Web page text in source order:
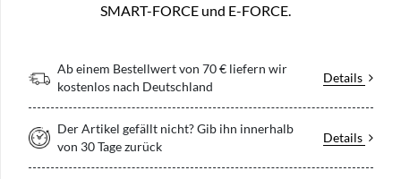
SMART-FORCE und E-FORCE.
Ab einem Bestellwert von 70 € liefern wir
kostenlos nach Deutschland
Details
Der Artikel gefällt nicht? Gib ihn innerhalb
von 30 Tage zurück
Details